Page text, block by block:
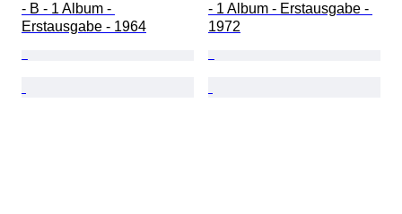
- B - 1 Album -
Erstausgabe - 1964
- 1 Album - Erstausgabe -
1972